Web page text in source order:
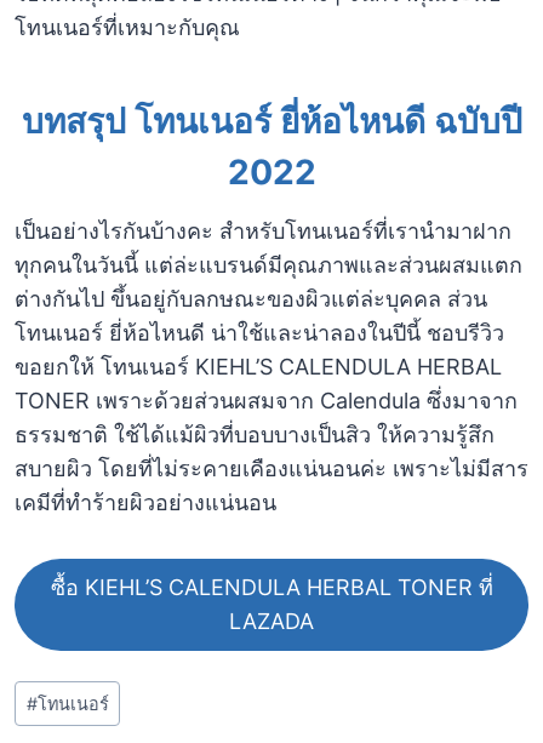
โทนเนอร์ที่เหมาะกับคุณ
บทสรุป โทนเนอร์ ยี่ห้อไหนดี ฉบับปี
2022
เป็นอย่างไรกันบ้างคะ สำหรับโทนเนอร์ที่เรานำมาฝาก
ทุกคนในวันนี้ แต่ล่ะแบรนด์มีคุณภาพและส่วนผสมแตก
ต่างกันไป ขึ้นอยู่กับลกษณะของผิวแต่ล่ะบุคคล ส่วน
โทนเนอร์ ยี่ห้อไหนดี น่าใช้และน่าลองในปีนี้ ชอบรีวิว
ขอยกให้ โทนเนอร์ KIEHL’S CALENDULA HERBAL
TONER เพราะด้วยส่วนผสมจาก Calendula ซึ่งมาจาก
ธรรมชาติ ใช้ได้แม้ผิวที่บอบบางเป็นสิว ให้ความรู้สึก
สบายผิว โดยที่ไม่ระคายเคืองแน่นอนค่ะ เพราะไม่มีสาร
เคมีที่ทำร้ายผิวอย่างแน่นอน
ซื้อ KIEHL’S CALENDULA HERBAL TONER ที่
LAZADA
Post
Tags:
#โทนเนอร์